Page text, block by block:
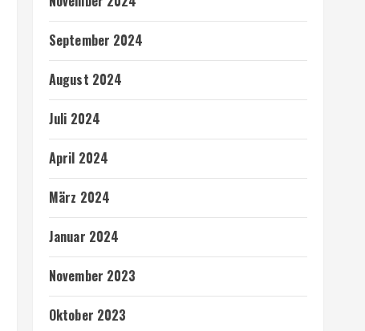
September 2024
August 2024
Juli 2024
April 2024
März 2024
Januar 2024
November 2023
Oktober 2023